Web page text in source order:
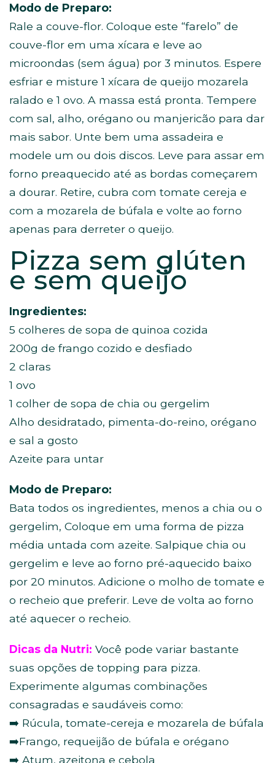
Modo de Preparo:
Rale a couve-flor. Coloque este “farelo” de
couve-flor em uma xícara e leve ao
microondas (sem água) por 3 minutos. Espere
esfriar e misture 1 xícara de queijo mozarela
ralado e 1 ovo. A massa está pronta. Tempere
com sal, alho, orégano ou manjericão para dar
mais sabor. Unte bem uma assadeira e
modele um ou dois discos. Leve para assar em
forno preaquecido até as bordas começarem
a dourar. Retire, cubra com tomate cereja e
com a mozarela de búfala e volte ao forno
apenas para derreter o queijo.
Pizza sem glúten
e sem queijo
Ingredientes:
5 colheres de sopa de quinoa cozida
200g de frango cozido e desfiado
2 claras
1 ovo
1 colher de sopa de chia ou gergelim
Alho desidratado, pimenta-do-reino, orégano
e sal a gosto
Azeite para untar
Modo de Preparo:
Bata todos os ingredientes, menos a chia ou o
gergelim, Coloque em uma forma de pizza
média untada com azeite. Salpique chia ou
gergelim e leve ao forno pré-aquecido baixo
por 20 minutos. Adicione o molho de tomate e
o recheio que preferir. Leve de volta ao forno
até aquecer o recheio.
Dicas da Nutri: Você pode variar bastante
suas opções de topping para pizza.
Experimente algumas combinações
consagradas e saudáveis como:
➡️ Rúcula, tomate-cereja e mozarela de búfala
➡️Frango, requeijão de búfala e orégano
➡️ Atum, azeitona e cebola